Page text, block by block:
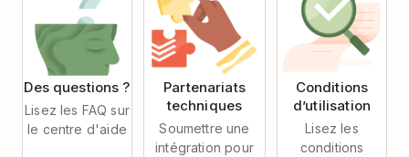
Des questions ?
Lisez les FAQ sur
le centre d'aide
Partenariats
techniques
Soumettre une
intégration pour
Conditions
d’utilisation
Lisez les
conditions